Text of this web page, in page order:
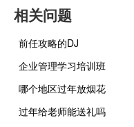
相关问题
前任攻略的DJ
企业管理学习培训班
哪个地区过年放烟花
过年给老师能送礼吗